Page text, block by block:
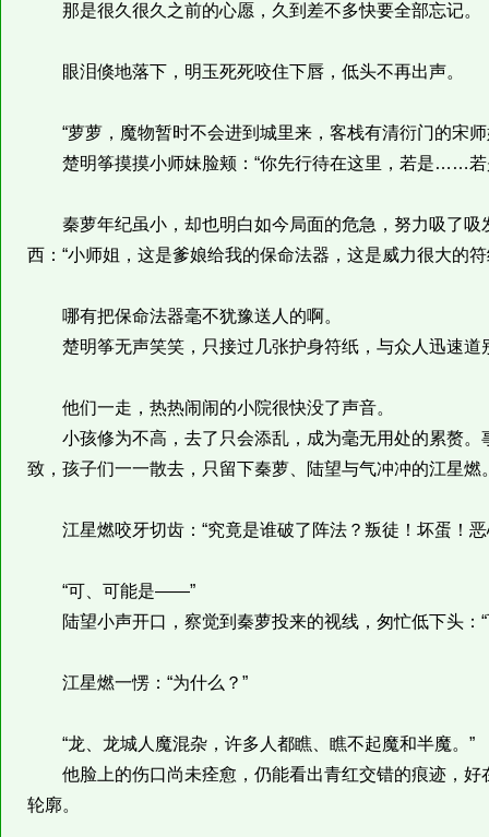
那是很久很久之前的心愿，久到差不多快要全部忘记。
眼泪倏地落下，明玉死死咬住下唇，低头不再出声。
“萝萝，魔物暂时不会进到城里来，客栈有清衍门的宋师
楚明筝摸摸小师妹脸颊：“你先行待在这里，若是……若
秦萝年纪虽小，却也明白如今局面的危急，努力吸了吸
西：“小师姐，这是爹娘给我的保命法器，这是威力很大的
哪有把保命法器毫不犹豫送人的啊。
楚明筝无声笑笑，只接过几张护身符纸，与众人迅速道
他们一走，热热闹闹的小院很快没了声音。
小孩修为不高，去了只会添乱，成为毫无用处的累赘。
致，孩子们一一散去，只留下秦萝、陆望与气冲冲的江星燃
江星燃咬牙切齿：“究竟是谁破了阵法？叛徒！坏蛋！恶
“可、可能是——”
陆望小声开口，察觉到秦萝投来的视线，匆忙低下头：“
江星燃一愣：“为什么？”
“龙、龙城人魔混杂，许多人都瞧、瞧不起魔和半魔。”
他脸上的伤口尚未痊愈，仍能看出青红交错的痕迹，好
轮廓。